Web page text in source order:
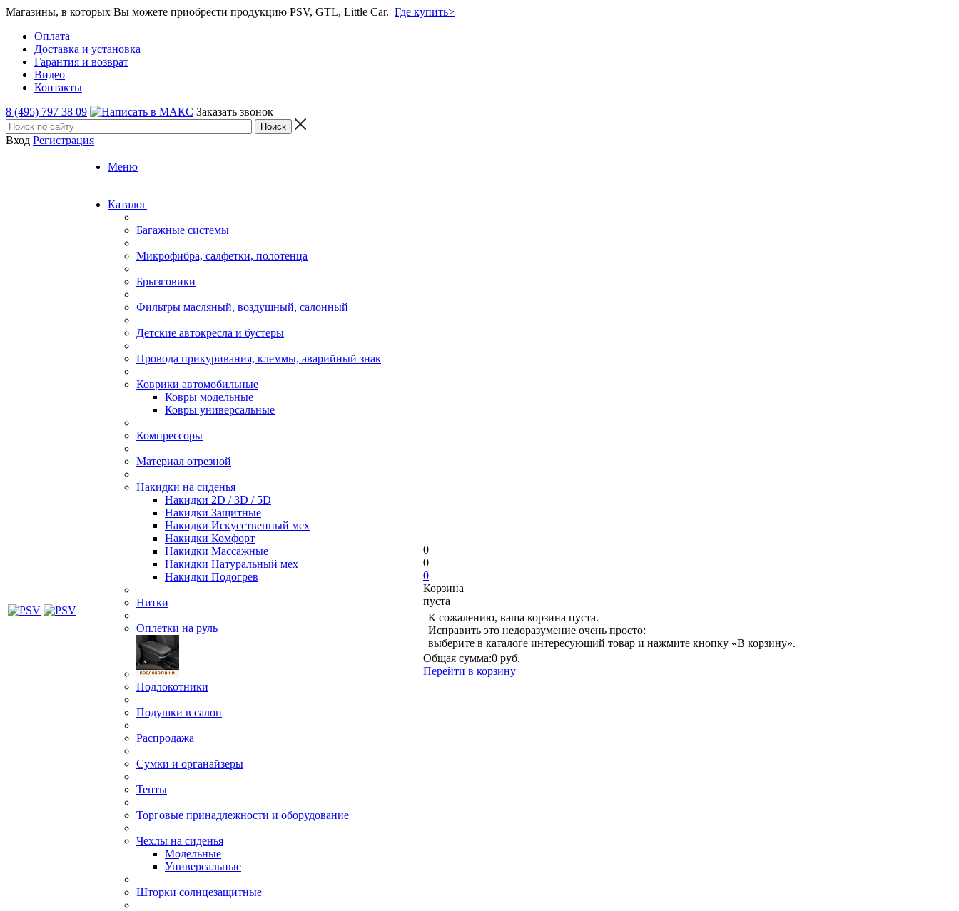
Магазины, в которых Вы можете приобрести продукцию PSV, GTL, Little Car. Где купить>
Оплата
Доставка и установка
Гарантия и возврат
Видео
Контакты
8 (495) 797 38 09
Заказать звонок
Вход Регистрация
Меню
Каталог
Багажные системы
Микрофибра, салфетки, полотенца
Брызговики
Фильтры масляный, воздушный, салонный
Детские автокресла и бустеры
Провода прикуривания, клеммы, аварийный знак
Коврики автомобильные
Ковры модельные
Ковры универсальные
Компрессоры
Материал отрезной
Накидки на сиденья
Накидки 2D / 3D / 5D
Накидки Защитные
Накидки Искусственный мех
Накидки Комфорт
Накидки Массажные
Накидки Натуральный мех
Накидки Подогрев
Нитки
Оплетки на руль
Подлокотники
Подушки в салон
Распродажа
Сумки и органайзеры
Тенты
Торговые принадлежности и оборудование
Чехлы на сиденья
Модельные
Универсальные
Шторки солнцезащитные
0
0
0
Корзина
пуста
К сожалению, ваша корзина пуста.
Исправить это недоразумение очень просто:
выберите в каталоге интересующий товар и нажмите кнопку «В корзину».
Общая сумма:0 руб.
Перейти в корзину